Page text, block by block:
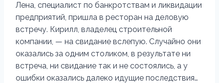
Лена, специалист по банкротствам и ликвидации
предприятий, пришла в ресторан на деловую
встречу. Кирилл, владелец строительной
компании, — на свидание вслепую. Случайно они
оказались за одним столиком, в результате ни
встреча, ни свидание так и не состоялись, а у
ошибки оказались далеко идущие последствия…